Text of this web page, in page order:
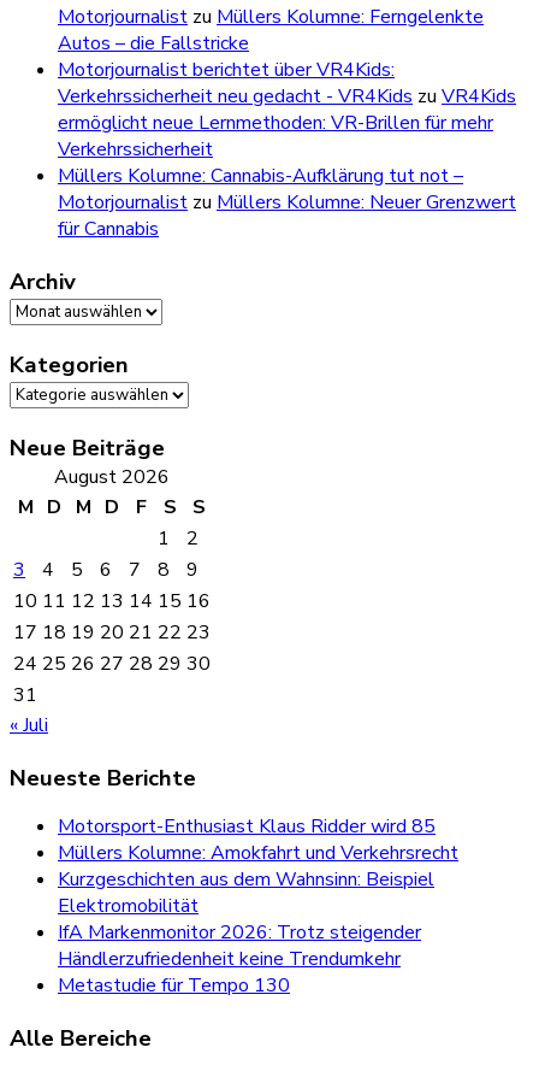
Motorjournalist zu Müllers Kolumne: Ferngelenkte
Autos – die Fallstricke
Motorjournalist berichtet über VR4Kids:
Verkehrssicherheit neu gedacht - VR4Kids zu VR4Kids
ermöglicht neue Lernmethoden: VR-Brillen für mehr
Verkehrssicherheit
Müllers Kolumne: Cannabis-Aufklärung tut not –
Motorjournalist zu Müllers Kolumne: Neuer Grenzwert
für Cannabis
Archiv
Archiv
Kategorien
Kategorien
Neue Beiträge
August 2026
M D M D F S
S
1
2
3
4 5 6 7 8
9
10 11 12 13 14 15 16
17 18 19 20 21 22 23
24 25 26 27 28 29 30
31
« Juli
Neueste Berichte
Motorsport-Enthusiast Klaus Ridder wird 85
Müllers Kolumne: Amokfahrt und Verkehrsrecht
Kurzgeschichten aus dem Wahnsinn: Beispiel
Elektromobilität
IfA Markenmonitor 2026: Trotz steigender
Händlerzufriedenheit keine Trendumkehr
Metastudie für Tempo 130
Alle Bereiche